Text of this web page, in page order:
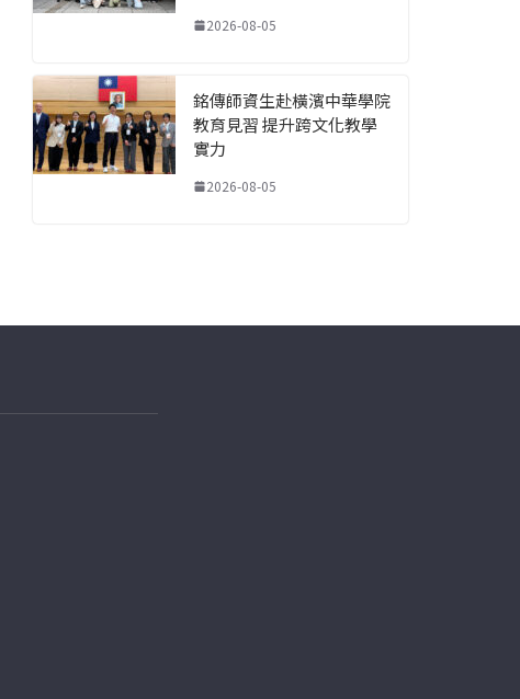
2026-08-05
銘傳師資生赴橫濱中華學院
教育見習 提升跨文化教學
實力
2026-08-05